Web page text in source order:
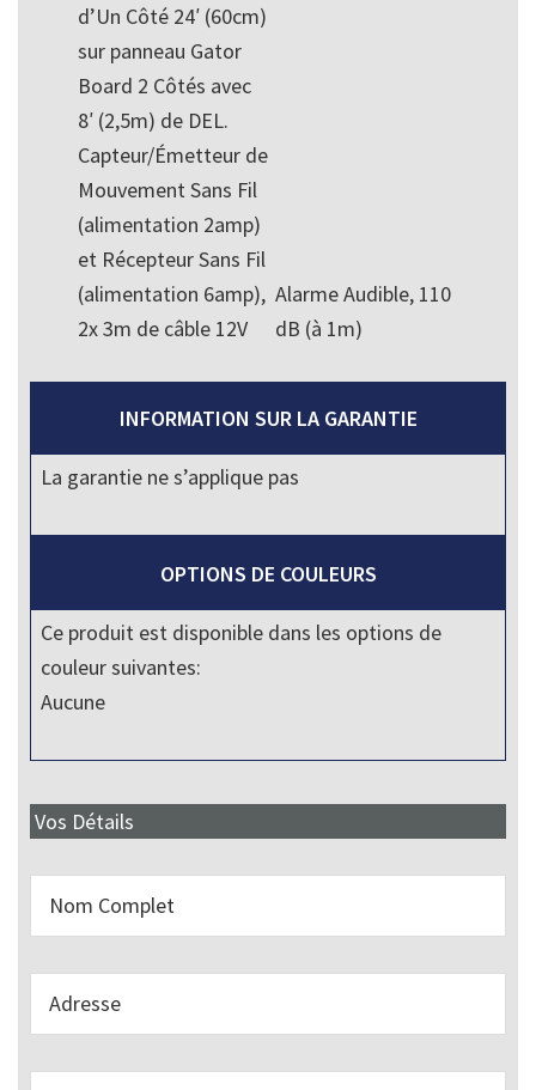
d’Un Côté 24′ (60cm)
sur panneau Gator
Board 2 Côtés avec
8′ (2,5m) de DEL.
Capteur/Émetteur de
Mouvement Sans Fil
(alimentation 2amp)
et Récepteur Sans Fil
(alimentation 6amp),
2x 3m de câble 12V
Alarme Audible, 110
dB (à 1m)
INFORMATION SUR LA GARANTIE
La garantie ne s’applique pas
OPTIONS DE COULEURS
Ce produit est disponible dans les options de
couleur suivantes:
Aucune
Vos Détails